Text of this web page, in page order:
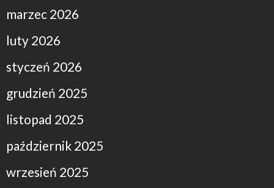
marzec 2026
luty 2026
styczeń 2026
grudzień 2025
listopad 2025
październik 2025
wrzesień 2025